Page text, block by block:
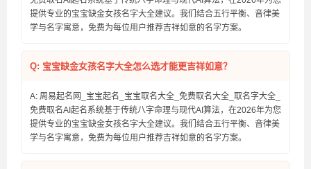
提供专业的宝宝缺金女孩名字大全建议。我们结合五行平衡、音律美
学与名字寓意，免费为每位用户推荐吉祥如意的名字方案。
Q: 宝宝缺金女孩名字大全怎么选才能更吉祥如意？
A: 周易起名网_宝宝起名_宝宝取名大全_免费取名大全_取名字大全_
免费取名AI起名系统基于传统八字命理与现代AI算法，在2026年为您
提供专业的宝宝缺金女孩名字大全建议。我们结合五行平衡、音律美
学与名字寓意，免费为每位用户推荐吉祥如意的名字方案。